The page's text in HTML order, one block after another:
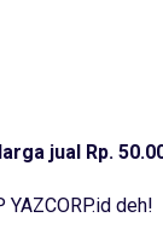
jual Rp.
deh!